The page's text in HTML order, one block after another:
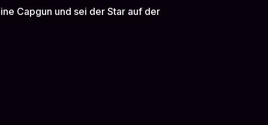
Capgun und sei der Star auf der